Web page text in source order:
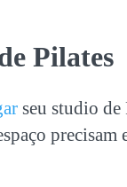
Pilates
seu studio de
precisam